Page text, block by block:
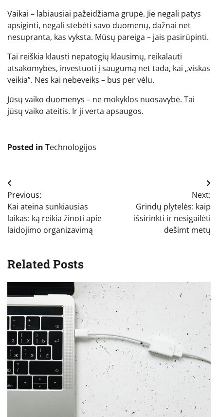
Vaikai – labiausiai pažeidžiama grupė. Jie negali patys
apsiginti, negali stebėti savo duomenų, dažnai net
nesupranta, kas vyksta. Mūsų pareiga – jais pasirūpinti.
Tai reiškia klausti nepatogių klausimų, reikalauti
atsakomybės, investuoti į saugumą net tada, kai „viskas
veikia”. Nes kai nebeveiks – bus per vėlu.
Jūsų vaiko duomenys – ne mokyklos nuosavybė. Tai
jūsų vaiko ateitis. Ir ji verta apsaugos.
Posted in Technologijos
Navigacija
tarp
įrašų
Previous:
Kai ateina sunkiausias
laikas: ką reikia žinoti apie
laidojimo organizavimą
Next:
Grindų plytelės: kaip
išsirinkti ir nesigailėti
dešimt metų
Related Posts